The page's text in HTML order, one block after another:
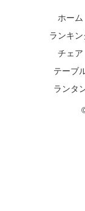
ホーム
ランキン
チェア
テーブ
ランタ